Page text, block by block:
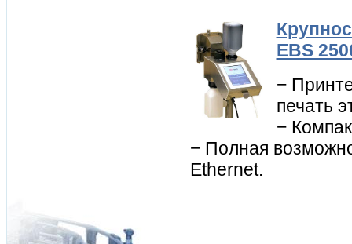
EBS
−
печать
−
− Полная
Ethernet.